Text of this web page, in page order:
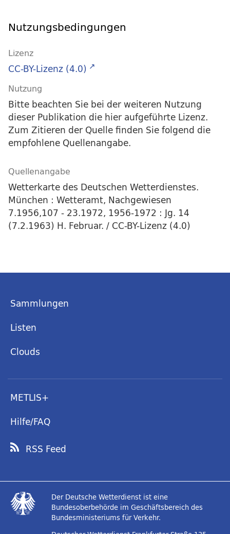
Nutzungsbedingungen
Lizenz
CC-BY-Lizenz (4.0)
Nutzung
Bitte beachten Sie bei der weiteren Nutzung
dieser Publikation die hier aufgeführte Lizenz.
Zum Zitieren der Quelle finden Sie folgend die
empfohlene Quellenangabe.
Quellenangabe
Wetterkarte des Deutschen Wetterdienstes.
München : Wetteramt, Nachgewiesen
7.1956,107 - 23.1972, 1956-1972 : Jg. 14
(7.2.1963) H. Februar. / CC-BY-Lizenz (4.0)
Sammlungen
Listen
Clouds
METLIS+
Hilfe/FAQ
RSS Feed
Der Deutsche Wetterdienst ist eine
Bundesoberbehörde im Geschäftsbereich des
Bundesministeriums für Verkehr.